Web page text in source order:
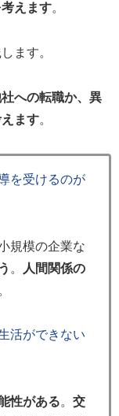
えます。
ます。
への転職か、異
ます。
を受けるのが
規模の企業な
。
人間関係の
。
活ができない
性がある。 交